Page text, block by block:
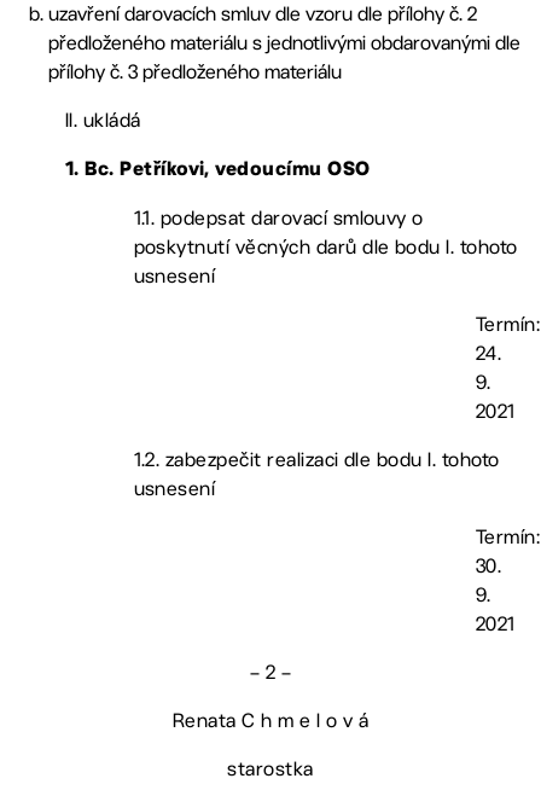
uzavření darovacích smluv dle vzoru dle přílohy č. 2
předloženého materiálu s jednotlivými obdarovanými dle
přílohy č. 3 předloženého materiálu
II. ukládá
1. Bc. Petříkovi, vedoucímu OSO
1.1. podepsat darovací smlouvy o
poskytnutí věcných darů dle bodu I. tohoto
usnesení
Termín:
24.
9.
2021
1.2. zabezpečit realizaci dle bodu I. tohoto
usnesení
Termín:
30.
9.
2021
– 2 –
Renata C h m e l o v á
starostka